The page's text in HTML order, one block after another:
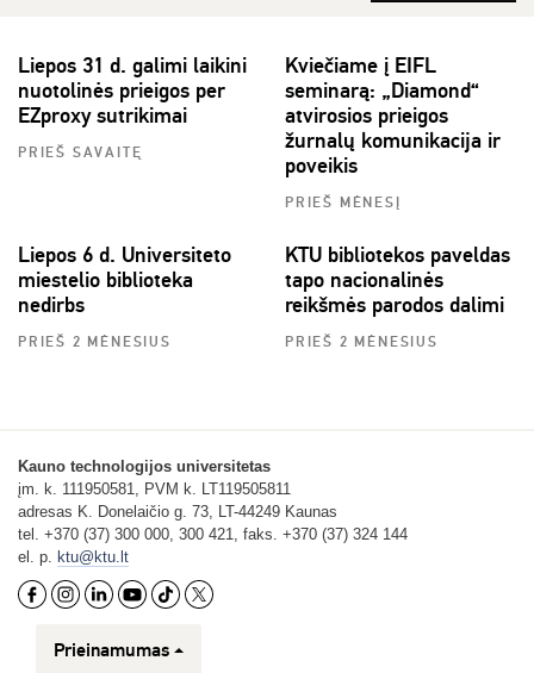
Liepos 31 d. galimi laikini
nuotolinės prieigos per
EZproxy sutrikimai
PRIEŠ SAVAITĘ
Kviečiame į EIFL
seminarą: „Diamond“
atvirosios prieigos
žurnalų komunikacija ir
poveikis
PRIEŠ MĖNESĮ
Liepos 6 d. Universiteto
miestelio biblioteka
nedirbs
PRIEŠ 2 MĖNESIUS
KTU bibliotekos paveldas
tapo nacionalinės
reikšmės parodos dalimi
PRIEŠ 2 MĖNESIUS
Kauno technologijos universitetas
įm. k. 111950581, PVM k. LT119505811
adresas K. Donelaičio g. 73, LT-44249 Kaunas
tel. +370 (37) 300 000, 300 421, faks. +370 (37) 324 144
el. p. ktu@ktu.lt
Prieinamumas